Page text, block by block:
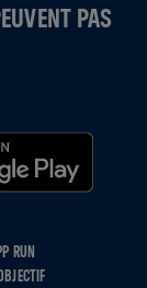
PAS
RUN